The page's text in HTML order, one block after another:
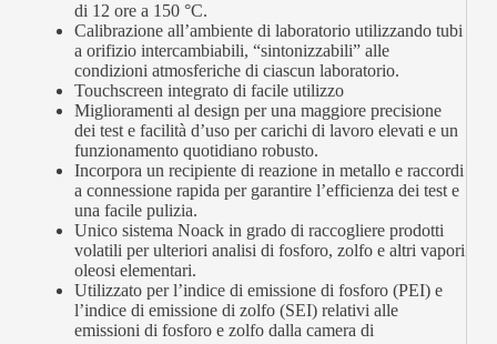
di 12 ore a 150 °C.
Calibrazione all’ambiente di laboratorio utilizzando tubi
a orifizio intercambiabili, “sintonizzabili” alle
condizioni atmosferiche di ciascun laboratorio.
Touchscreen integrato di facile utilizzo
Miglioramenti al design per una maggiore precisione
dei test e facilità d’uso per carichi di lavoro elevati e un
funzionamento quotidiano robusto.
Incorpora un recipiente di reazione in metallo e raccordi
a connessione rapida per garantire l’efficienza dei test e
una facile pulizia.
Unico sistema Noack in grado di raccogliere prodotti
volatili per ulteriori analisi di fosforo, zolfo e altri vapori
oleosi elementari.
Utilizzato per l’indice di emissione di fosforo (PEI) e
l’indice di emissione di zolfo (SEI) relativi alle
emissioni di fosforo e zolfo dalla camera di